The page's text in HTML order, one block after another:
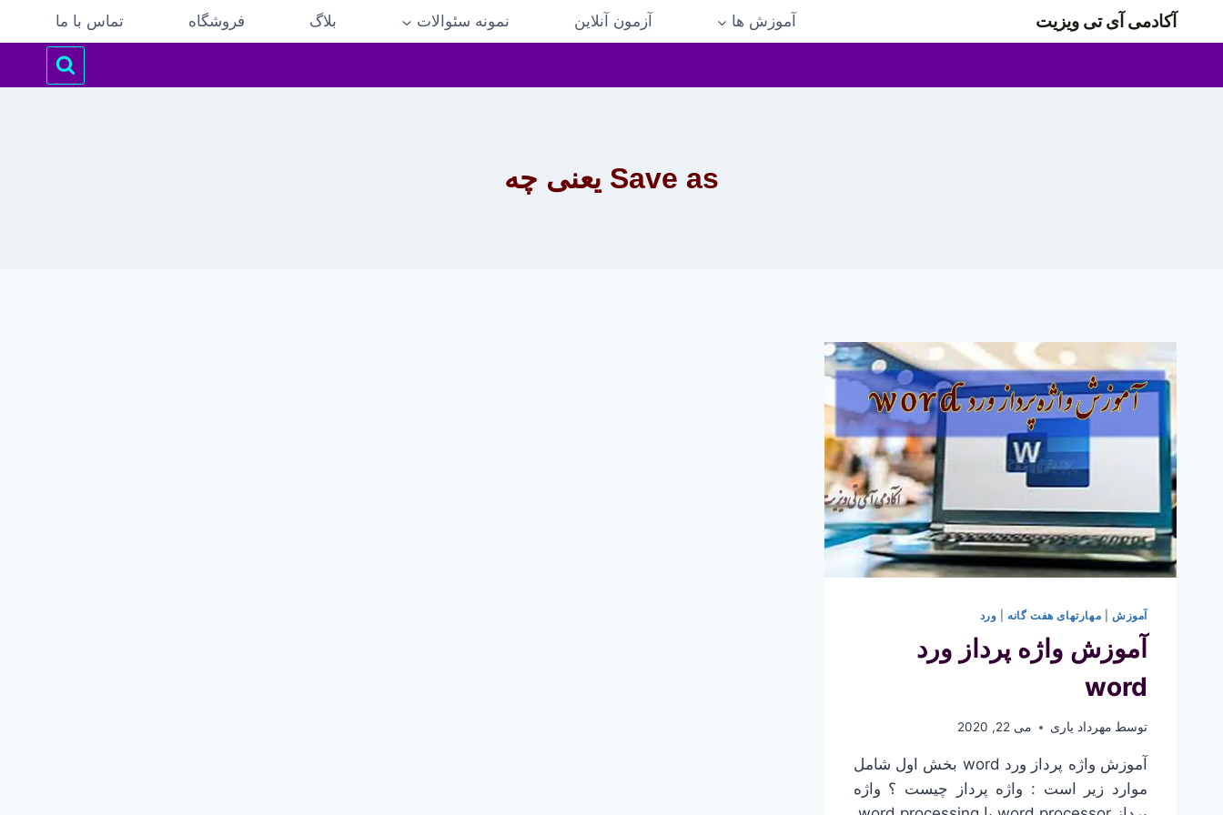
بازگشتآکادمی آی تی ویزیت آموزش ها آزمون آنلاین نمونه سئوالات بلاگ فروشگاه تماس با ما
Save as یعنی چه
آموزش مهارتهای هفت گانه ورد
آموزش واژه پرداز ورد
word
توسط مهرداد یاری می 22, 2020
آموزش واژه پرداز ورد word بخش اول شامل
موارد زیر است : واژه پرداز چیست ؟ واژه